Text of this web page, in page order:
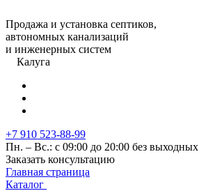
Продажа и установка септиков,
автономных канализаций
и инженерных систем
Калуга
+7 910 523-88-99
Пн. – Вс.: с 09:00 до 20:00 без выходных
Заказать консультацию
Главная страница
Каталог